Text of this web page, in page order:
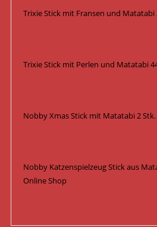
Trixie Stick mit Fransen und Matatabi
Trixie Stick mit Perlen und Matatabi
Nobby Xmas Stick mit Matatabi 2 Stk.
Nobby Katzenspielzeug Stick aus
Online Shop